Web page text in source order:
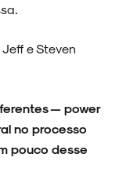
e Steven
— power
no processo
pouco desse